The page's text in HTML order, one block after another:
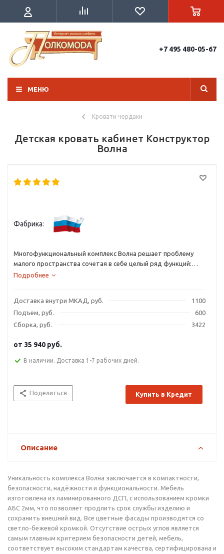
+7 495 480-05-67
МЕНЮ
Кровати чердаки
Детская кровать кабинет Конструктор
Волна
Фабрика:
Многофункциональный комплекс Волна решает проблему
малого пространства сочетая в себе целый ряд функций:
кровать, рабочий стол, стеллаж для письменных
виде выдвижных ящиков.
Подробнее
Доставка внутри МКАД, руб.
1100
Подъем, руб.
600
Сборка, руб.
3422
от 35 940 руб.
В наличии. Доставка 1-7 рабочих дней.
Поделиться Купить в Кредит
Описание
Уникальность комплекса Волна заключается в компактности,
безопасности, надёжности и функциональности. Мебель
изготовлена из ламинированного ДСП, с использованием кромки
АБС 2мм, что позволяет продлить срок службы изделию и
сохранить внешний вид. Все цветные фасады производятся со
светло-бежевой кромкой. Отсутствие острых углов является
самым главным критерием безопасности детей, мебель,
соответствует высоким стандартам качества, сертифицирована и